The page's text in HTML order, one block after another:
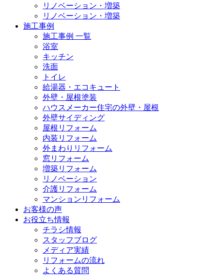
リノベーション・増築
リノベーション・増築
施工事例
施工事例 一覧
浴室
キッチン
洗面
トイレ
給湯器・エコキュート
外壁・屋根塗装
ハウスメーカー住宅の外壁・屋根
外壁サイディング
屋根リフォーム
内装リフォーム
外まわりリフォーム
窓リフォーム
増築リフォーム
リノベーション
介護リフォーム
マンションリフォーム
お客様の声
お役立ち情報
チラシ情報
スタッフブログ
メディア実績
リフォームの流れ
よくある質問